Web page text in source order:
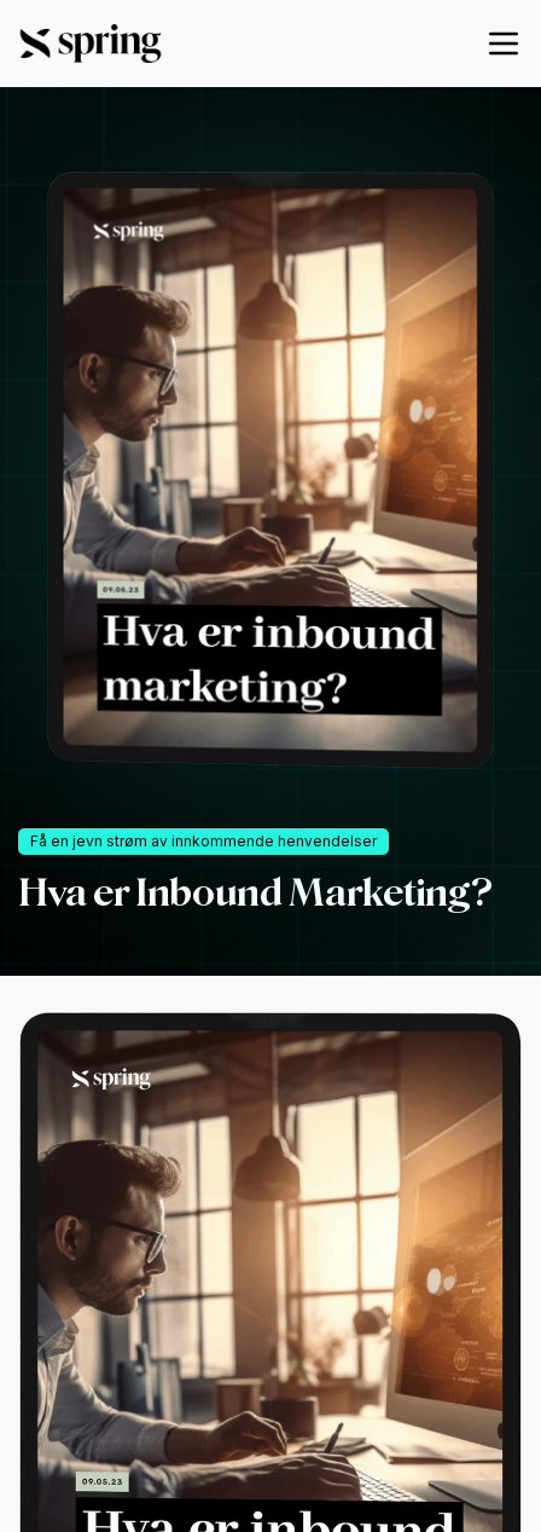
Få en jevn strøm av innkommende henvendelser
Hva er Inbound Marketing?